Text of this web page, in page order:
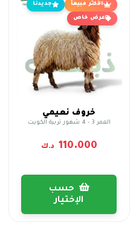
الأكثر مبيعاً جديدنا
عرض خاص
خروف نعيمي
العمر 3 - 4 شهور تربية الكويت
110.000 د.ك
حسب
الإختيار